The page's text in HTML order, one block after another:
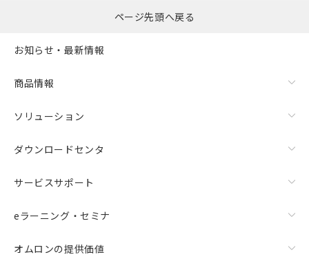
ページ先頭へ戻る
お知らせ・最新情報
商品情報
ソリューション
ダウンロードセンタ
サービスサポート
eラーニング・セミナ
オムロンの提供価値